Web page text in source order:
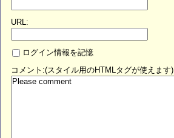
URL:
ログイン情報を記憶
コメント:(スタイル用のHTMLタグが使えます)